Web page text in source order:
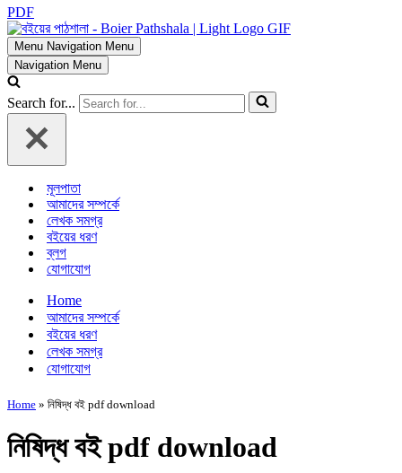
PDF
Menu Navigation Menu
Navigation Menu
Search for...
মূলপাতা
আমাদের সম্পর্কে
লেখক সমগ্র
বইয়ের ধরণ
ব্লগ
যোগাযোগ
Home
আমাদের সম্পর্কে
বইয়ের ধরণ
লেখক সমগ্র
যোগাযোগ
Home » নিষিদ্ধ বই pdf download
নিষিদ্ধ বই pdf download